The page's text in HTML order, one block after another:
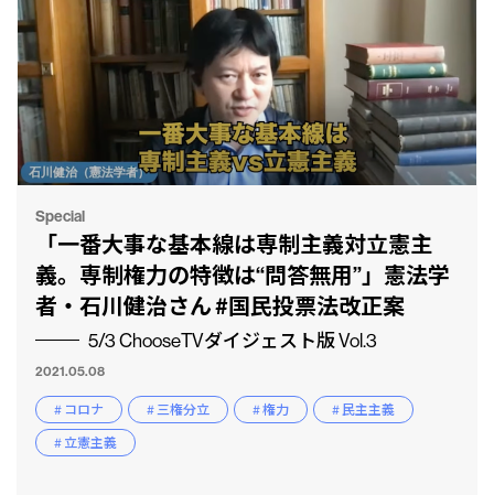
CLP 市民と
Special
「一番大事な基本線は専制主義対立憲主
義。専制権力の特徴は“問答無用”」憲法学
者・石川健治さん #国民投票法改正案
5/3 ChooseTVダイジェスト版 Vol.3
2021.05.08
# コロナ # 三権分立 # 権力
# 民主主義
# 立憲主義